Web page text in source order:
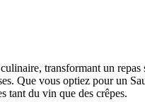
transformant un
Que vous optiez pour un
tant du vin que des crêpes.